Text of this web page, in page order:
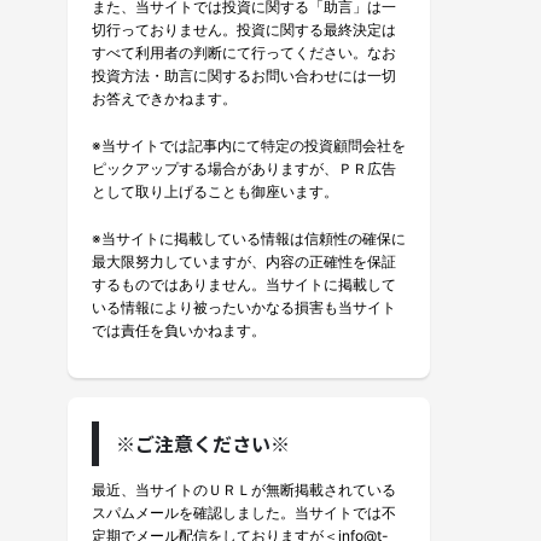
また、当サイトでは投資に関する「助言」は一
切行っておりません。投資に関する最終決定は
すべて利用者の判断にて行ってください。なお
投資方法・助言に関するお問い合わせには一切
お答えできかねます。
※当サイトでは記事内にて特定の投資顧問会社を
ピックアップする場合がありますが、ＰＲ広告
として取り上げることも御座います。
※当サイトに掲載している情報は信頼性の確保に
最大限努力していますが、内容の正確性を保証
するものではありません。当サイトに掲載して
いる情報により被ったいかなる損害も当サイト
では責任を負いかねます。
※ご注意ください※
最近、当サイトのＵＲＬが無断掲載されている
スパムメールを確認しました。当サイトでは不
定期でメール配信をしておりますが＜info@t-